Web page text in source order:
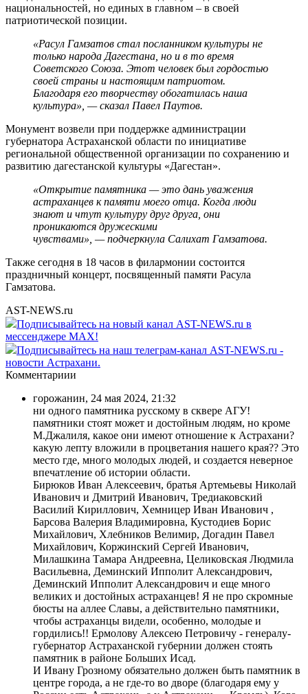
национальностей, но единых в главном – в своей
патриотической позиции.
«Расул Гамзатов стал посланником культуры не
только народа Дагестана, но и в то время
Советского Союза. Этот человек был гордостью
своей страны и настоящим патриотом.
Благодаря его творчеству обогатилась наша
культура», — сказал Павел Паутов.
Монумент возвели при поддержке администрации
губернатора Астраханской области по инициативе
региональной общественной организации по сохранению и
развитию дагестанской культуры «Дагестан».
«Открытие памятника — это дань уважения
астраханцев к памяти моего отца. Когда люди
знают и чтут культуру друг друга, они
проникаются дружескими
чувствами», —подчеркнула Салихат Гамзатова.
Также сегодня в 18 часов в филармонии состоится
праздничный концерт, посвященный памяти Расула
Гамзатова.
AST-NEWS.ru
Подписывайтесь на новый канал AST-NEWS.ru в
мессенджере MAX!
Подписывайтесь на наш телеграм-канал AST-NEWS.ru -
новости Астрахани.
Комментариии
горожанин, 24 мая 2024, 21:32
ни одного памятника русскому в сквере АГУ!
памятники стоят может и достойным людям, но кроме
М.Джалиля, какое они имеют отношение к Астрахани?
какую лепту вложили в процветания нашего края?? Это
место где, много молодых людей, и создается неверное
впечатление об истории области.
Бирюков Иван Алексеевич, братья Артемьевы Николай
Иванович и Дмитрий Иванович, Тредиаковский
Василий Кириллович, Хемницер Иван Иванович ,
Барсова Валерия Владимировна, Кустодиев Борис
Михайлович, Хлебников Велимир, Догадин Павел
Михайлович, Коржинский Сергей Иванович,
Милашкина Тамара Андреевна, Целиковская Людмила
Васильевна, Деминский Ипполит Александрович,
Деминский Ипполит Александрович и еще много
великих и достойных астраханцев! Я не про скромные
бюсты на аллее Славы, а действительно памятники,
чтобы астраханцы видели, особенно, молодые и
гордились!! Ермолову Алексею Петровичу - генералу-
губернатор Астраханской губернии должен стоять
памятник в районе Больших Исад.
И Ивану Грозному обязательно должен быть памятник в
центре города, а не где-то во дворе (благодаря ему у